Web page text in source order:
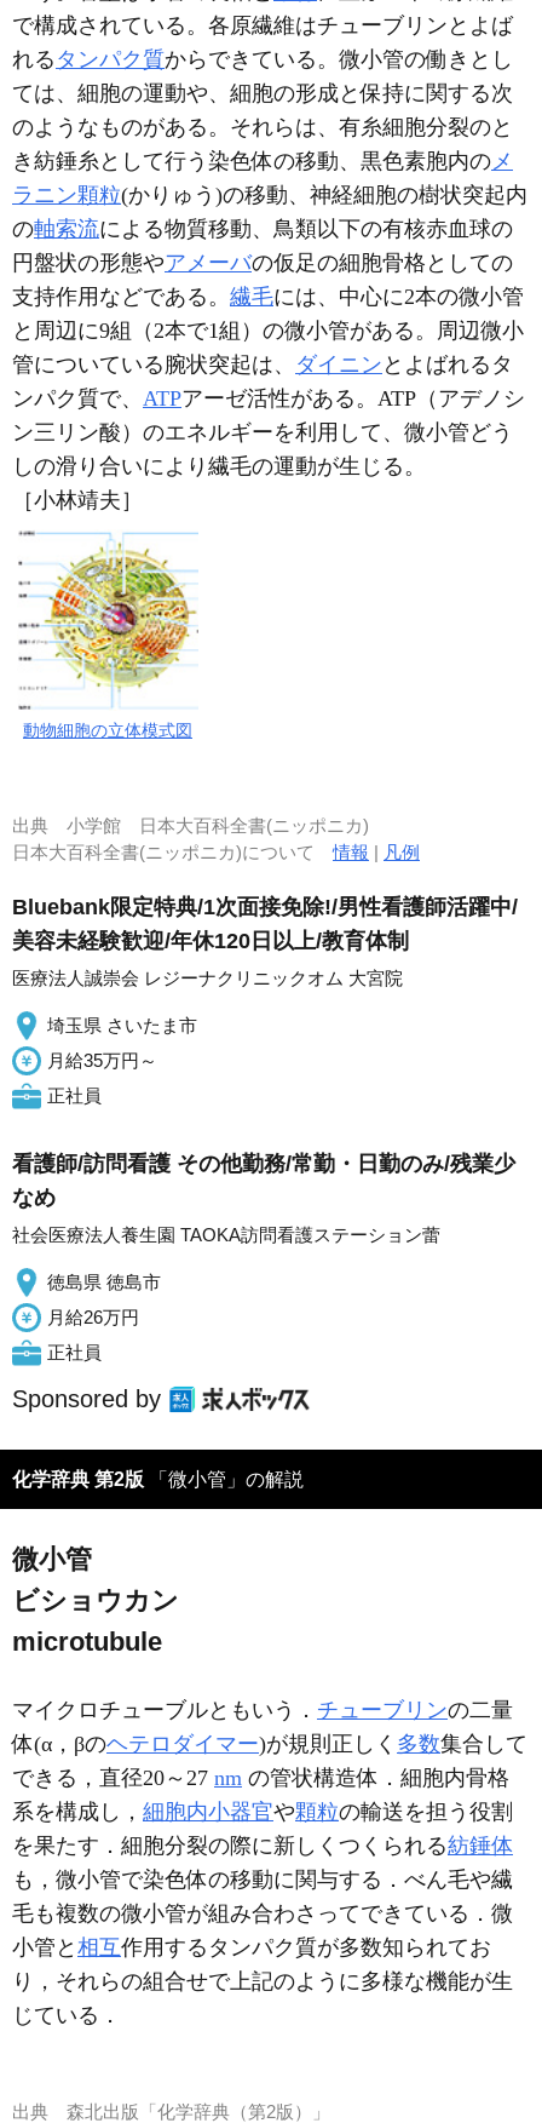
で構成されている。各原繊維はチューブリンとよば
れる タンパク質からできている。微小管の働きとし
ては、細胞の運動や、細胞の形成と保持に関する次
のようなものがある。それらは、有糸細胞分裂のと
き紡錘糸として行う染色体の移動、黒色素胞内のメ
ラニン顆粒(かりゅう)の移動、神経細胞の樹状突起内
の軸索流による物質移動、鳥類以下の有核赤血球の
円盤状の形態やアメーバの仮足の細胞骨格としての
支持作用などである。 繊毛には、中心に2本の微小管
と周辺に9組（2本で1組）の微小管がある。周辺微小
管についている腕状突起は、 ダイニン とよばれるタ
ンパク質で、 ATPアーゼ活性がある。ATP（アデノシ
ン三リン酸）のエネルギーを利用して、微小管どう
しの滑り合いにより繊毛の運動が生じる。
［小林靖夫］
動物細胞の立体模式図
出典 小学館 日本大百科全書(ニッポニカ)
日本大百科全書(ニッポニカ)について情報 | 凡例
Bluebank限定特典/1次面接免除!/男性看護師活躍中/
美容未経験歓迎/年休120日以上/教育体制
医療法人誠崇会 レジーナクリニックオム 大宮院
埼玉県 さいたま市
月給35万円～
正社員
看護師/訪問看護 その他勤務/常勤・日勤のみ/残業少
なめ
社会医療法人養生園 TAOKA訪問看護ステーション蕾
徳島県 徳島市
月給26万円
正社員
Sponsored by
化学辞典 第2版 「微小管」の解説
微小管
ビショウカン
microtubule
マイクロチューブルともいう． チューブリンの二量
体(α，βのヘテロダイマー)が規則正しく 多数集合して
できる，直径20～27 nm の管状構造体．細胞内骨格
系を構成し， 細胞内小器官や顆粒の輸送を担う役割
を果たす．細胞分裂の際に新しくつくられる紡錘体
も，微小管で染色体の移動に関与する．べん毛や繊
毛も複数の微小管が組み合わさってできている．微
小管と 相互作用するタンパク質が多数知られてお
り，それらの組合せで上記のように多様な機能が生
じている．
出典 森北出版「化学辞典（第2版）」